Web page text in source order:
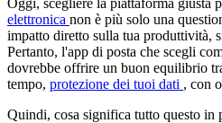
elettronica non è più solo una
impatto diretto sulla tua produttività,
Pertanto, l'app di posta che scegli
dovrebbe offrire un buon equilibrio
tempo, protezione dei tuoi dati , con
Quindi, cosa significa tutto questo in